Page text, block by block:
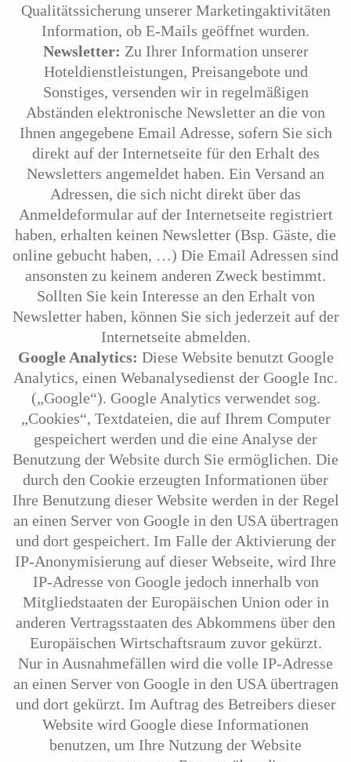
Qualitätssicherung unserer Marketingaktivitäten
Information, ob E-Mails geöffnet wurden.
Newsletter: Zu Ihrer Information unserer
Hoteldienstleistungen, Preisangebote und
Sonstiges, versenden wir in regelmäßigen
Abständen elektronische Newsletter an die von
Ihnen angegebene Email Adresse, sofern Sie sich
direkt auf der Internetseite für den Erhalt des
Newsletters angemeldet haben. Ein Versand an
Adressen, die sich nicht direkt über das
Anmeldeformular auf der Internetseite registriert
haben, erhalten keinen Newsletter (Bsp. Gäste, die
online gebucht haben, …) Die Email Adressen sind
ansonsten zu keinem anderen Zweck bestimmt.
Sollten Sie kein Interesse an den Erhalt von
Newsletter haben, können Sie sich jederzeit auf der
Internetseite abmelden.
Google Analytics: Diese Website benutzt Google
Analytics, einen Webanalysedienst der Google Inc.
(„Google“). Google Analytics verwendet sog.
„Cookies“, Textdateien, die auf Ihrem Computer
gespeichert werden und die eine Analyse der
Benutzung der Website durch Sie ermöglichen. Die
durch den Cookie erzeugten Informationen über
Ihre Benutzung dieser Website werden in der Regel
an einen Server von Google in den USA übertragen
und dort gespeichert. Im Falle der Aktivierung der
IP-Anonymisierung auf dieser Webseite, wird Ihre
IP-Adresse von Google jedoch innerhalb von
Mitgliedstaaten der Europäischen Union oder in
anderen Vertragsstaaten des Abkommens über den
Europäischen Wirtschaftsraum zuvor gekürzt.
Nur in Ausnahmefällen wird die volle IP-Adresse
an einen Server von Google in den USA übertragen
und dort gekürzt. Im Auftrag des Betreibers dieser
Website wird Google diese Informationen
benutzen, um Ihre Nutzung der Website